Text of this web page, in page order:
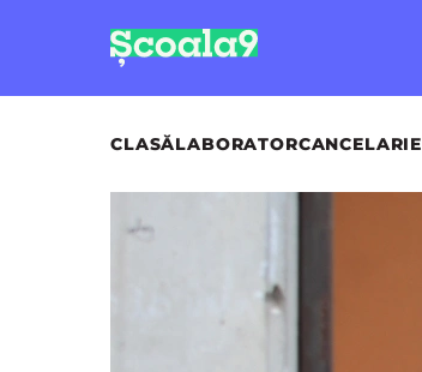
CLASĂLABORATORCANCELARIE